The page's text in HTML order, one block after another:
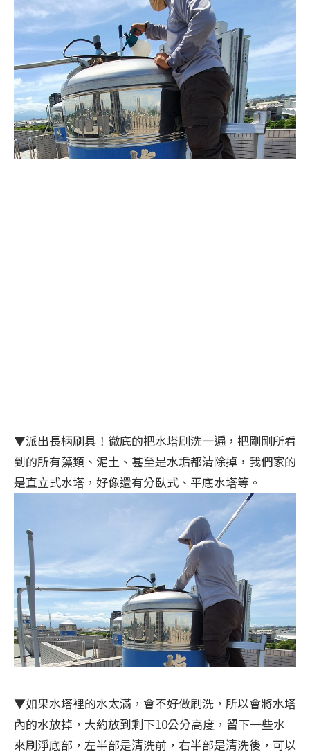
▼派出長柄刷具！徹底的把水塔刷洗一遍，把剛剛所看
到的所有藻類、泥土、甚至是水垢都清除掉，我們家的
是直立式水塔，好像還有分臥式、平底水塔等。
▼如果水塔裡的水太滿，會不好做刷洗，所以會將水塔
內的水放掉，大約放到剩下10公分高度，留下一些水
來刷淨底部，左半部是清洗前，右半部是清洗後，可以